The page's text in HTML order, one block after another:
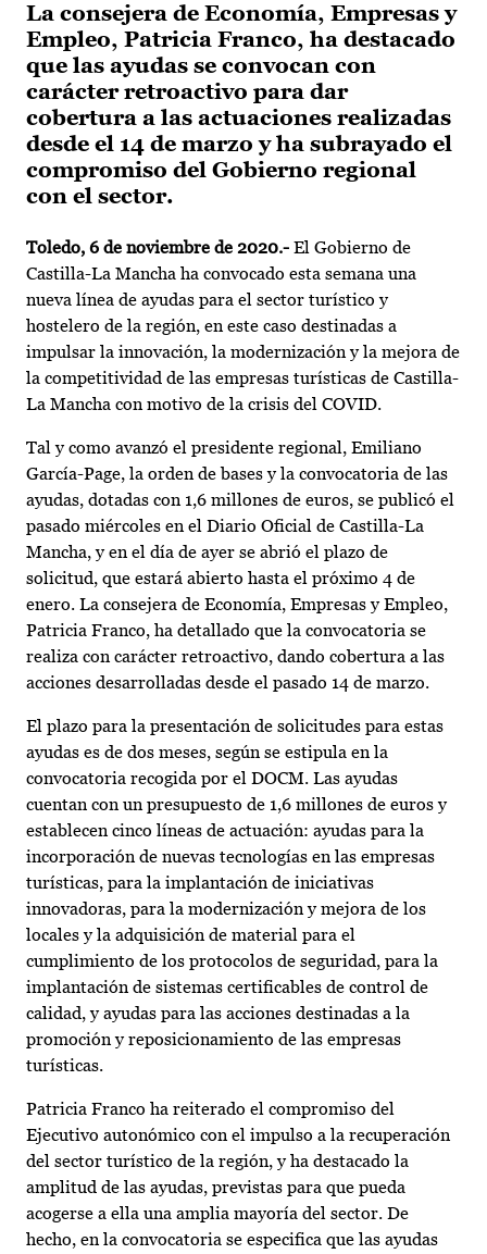
La consejera de Economía, Empresas y
Empleo, Patricia Franco, ha destacado
que las ayudas se convocan con
carácter retroactivo para dar
cobertura a las actuaciones realizadas
desde el 14 de marzo y ha subrayado el
compromiso del Gobierno regional
con el sector.
Toledo, 6 de noviembre de 2020.- El Gobierno de
Castilla-La Mancha ha convocado esta semana una
nueva línea de ayudas para el sector turístico y
hostelero de la región, en este caso destinadas a
impulsar la innovación, la modernización y la mejora de
la competitividad de las empresas turísticas de Castilla-
La Mancha con motivo de la crisis del COVID.
Tal y como avanzó el presidente regional, Emiliano
García-Page, la orden de bases y la convocatoria de las
ayudas, dotadas con 1,6 millones de euros, se publicó el
pasado miércoles en el Diario Oficial de Castilla-La
Mancha, y en el día de ayer se abrió el plazo de
solicitud, que estará abierto hasta el próximo 4 de
enero. La consejera de Economía, Empresas y Empleo,
Patricia Franco, ha detallado que la convocatoria se
realiza con carácter retroactivo, dando cobertura a las
acciones desarrolladas desde el pasado 14 de marzo.
El plazo para la presentación de solicitudes para estas
ayudas es de dos meses, según se estipula en la
convocatoria recogida por el DOCM. Las ayudas
cuentan con un presupuesto de 1,6 millones de euros y
establecen cinco líneas de actuación: ayudas para la
incorporación de nuevas tecnologías en las empresas
turísticas, para la implantación de iniciativas
innovadoras, para la modernización y mejora de los
locales y la adquisición de material para el
cumplimiento de los protocolos de seguridad, para la
implantación de sistemas certificables de control de
calidad, y ayudas para las acciones destinadas a la
promoción y reposicionamiento de las empresas
turísticas.
Patricia Franco ha reiterado el compromiso del
Ejecutivo autonómico con el impulso a la recuperación
del sector turístico de la región, y ha destacado la
amplitud de las ayudas, previstas para que pueda
acogerse a ella una amplia mayoría del sector. De
hecho, en la convocatoria se especifica que las ayudas